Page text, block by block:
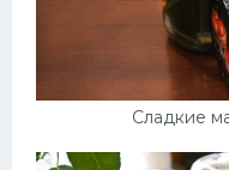
Сладкие